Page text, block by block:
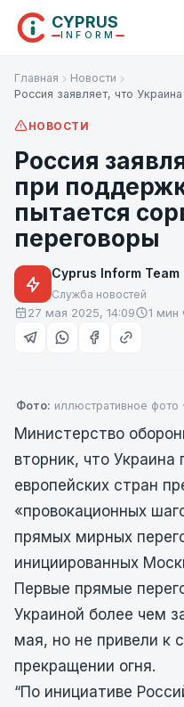
CYPRUS
INFORM
Главная
Новости
Россия заявляет, что
НОВОСТИ
Россия
при
пытается
переговоры
Cyprus Inform Team
Служба новостей
27 мая 2025, 14:09 1 мин
Фото: иллюстративное фото
Министерство
вторник, что
европейских стран
«провокационных
прямых мирных
инициированных
Первые прямые
Украиной более чем
мая, но не привели к
прекращении огня.
“По инициативе